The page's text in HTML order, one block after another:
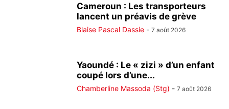
Cameroun : Les transporteurs
lancent un préavis de grève
Blaise Pascal Dassie - 7 août 2026
Yaoundé : Le « zizi » d’un enfant
coupé lors d’une...
Chamberline Massoda (Stg) - 7 août 2026